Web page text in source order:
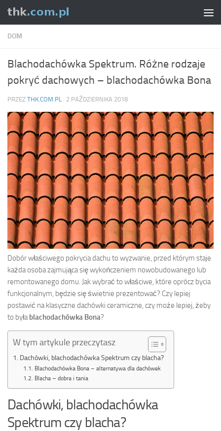
Skip to content
DOM
Blachodachówka Spektrum. Różne rodzaje
pokryć dachowych – blachodachówka Bona
PRZEZ THK.COM.PL · 2 PAŹDZIERNIKA 2018
Dobór właściwego pokrycia dachu to wyzwanie, przed którym staje
każda osoba zajmująca się wykończeniem nowobudowanego lub
remontowanego domu. Jak wybrać to właściwe, które oprócz bycia
funkcjonalnym, będzie się świetnie prezentować? Czy lepiej
postawić na klasyczne dachówki ceramiczne, czy może lepiej, żeby
to była blachodachówka Bona?
W tym artykule przeczytasz
Dachówki, blachodachówka Spektrum czy blacha?
Blachodachówka Bona – alternatywa dla dachówek
Blacha – dobra i tania
Dachówki, blachodachówka
Spektrum czy blacha?